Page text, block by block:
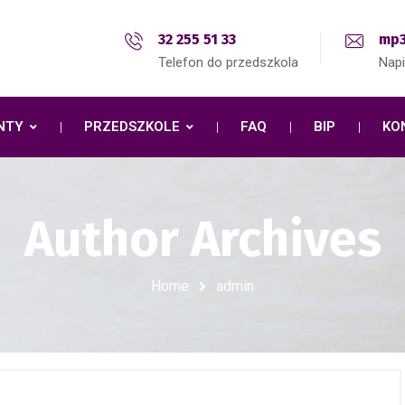
32 255 51 33
Telefon do przedszkola
PRZEDSZKOLE FAQ BIP
Author Archives
Home admin